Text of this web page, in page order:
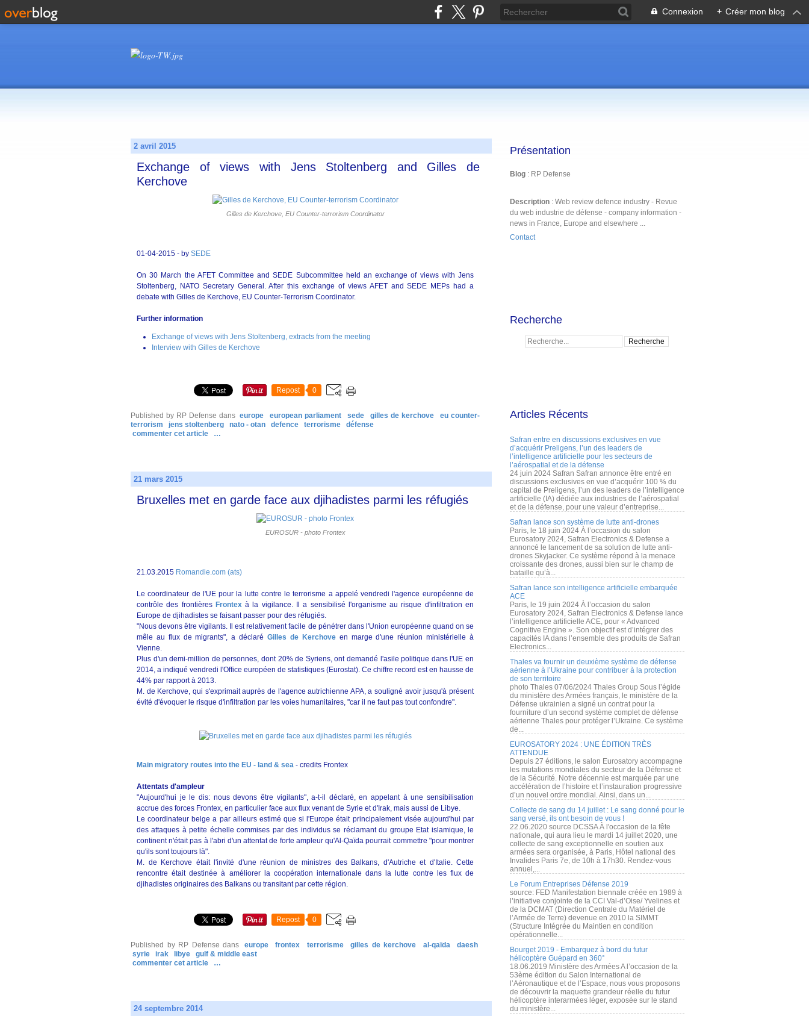
Connexion + Créer mon blog
2 avril 2015
Exchange of views with Jens Stoltenberg and Gilles de
Kerchove
Gilles de Kerchove, EU Counter-terrorism Coordinator
01-04-2015 - by SEDE
On 30 March the AFET Committee and SEDE Subcommittee held an exchange of views with Jens
Stoltenberg, NATO Secretary General. After this exchange of views AFET and SEDE MEPs had a
debate with Gilles de Kerchove, EU Counter-Terrorism Coordinator.
Further information
Exchange of views with Jens Stoltenberg, extracts from the meeting
Interview with Gilles de Kerchove
Repost 0
Published by RP Defense dans europe european parliament sede gilles de kerchove
eu counter-
terrorism
jens stoltenberg nato - otan defence terrorisme
défense
commenter cet article
…
21 mars 2015
Bruxelles met en garde face aux djihadistes parmi les réfugiés
EUROSUR - photo Frontex
21.03.2015 Romandie.com (ats)
Le coordinateur de l'UE pour la lutte contre le terrorisme a appelé vendredi l'agence européenne de
contrôle des frontières Frontexà la vigilance. Il a sensibilisé l'organisme au risque d'infiltration en
Europe de djihadistes se faisant passer pour des réfugiés.
"Nous devons être vigilants. Il est relativement facile de pénétrer dans l'Union européenne quand on se
mêle au flux de migrants", a déclaréGilles de Kerchoveen marge d'une réunion ministérielle à
Vienne.
Plus d'un demi-million de personnes, dont 20% de Syriens, ont demandé l'asile politique dans l'UE en
2014, a indiqué vendredi l'Office européen de statistiques (Eurostat). Ce chiffre record est en hausse de
44% par rapport à 2013.
M. de Kerchove, qui s'exprimait auprès de l'agence autrichienne APA, a souligné avoir jusqu'à présent
évité d'évoquer le risque d'infiltration par les voies humanitaires, "car il ne faut pas tout confondre".
Main migratory routes into the EU - land & sea - credits Frontex
Attentats d'ampleur
"Aujourd'hui je le dis: nous devons être vigilants", a-t-il déclaré, en appelant à une sensibilisation
accrue des forces Frontex, en particulier face aux flux venant de Syrie et d'Irak, mais aussi de Libye.
Le coordinateur belge a par ailleurs estimé que si l'Europe était principalement visée aujourd'hui par
des attaques à petite échelle commises par des individus se réclamant du groupe Etat islamique, le
continent n'était pas à l'abri d'un attentat de forte ampleur qu'Al-Qaïda pourrait commettre "pour montrer
qu'ils sont toujours là".
M. de Kerchove était l'invité d'une réunion de ministres des Balkans, d'Autriche et d'Italie. Cette
rencontre était destinée à améliorer la coopération internationale dans la lutte contre les flux de
djihadistes originaires des Balkans ou transitant par cette région.
Repost 0
Published by RP Defense dans europe frontex terrorisme gilles de kerchove al-qaïda
daesh
syrie
irak libye
gulf & middle east
commenter cet article
…
24 septembre 2014
Présentation
Blog : RP Defense
Description : Web review defence industry - Revue
du web industrie de défense - company information -
news in France, Europe and elsewhere ...
Contact
Recherche
Articles Récents
Safran entre en discussions exclusives en vue
d’acquérir Preligens, l’un des leaders de
l’intelligence artificielle pour les secteurs de
l’aérospatial et de la défense
24 juin 2024 Safran Safran annonce être entré en
discussions exclusives en vue d’acquérir 100 % du
capital de Preligens, l’un des leaders de l’intelligence
artificielle (IA) dédiée aux industries de l’aérospatial
et de la défense, pour une valeur d’entreprise...
Safran lance son système de lutte anti-drones
Paris, le 18 juin 2024 À l’occasion du salon
Eurosatory 2024, Safran Electronics & Defense a
annoncé le lancement de sa solution de lutte anti-
drones Skyjacker. Ce système répond à la menace
croissante des drones, aussi bien sur le champ de
bataille qu’à...
Safran lance son intelligence artificielle embarquée
ACE
Paris, le 19 juin 2024 À l’occasion du salon
Eurosatory 2024, Safran Electronics & Defense lance
l’intelligence artificielle ACE, pour « Advanced
Cognitive Engine ». Son objectif est d’intégrer des
capacités IA dans l’ensemble des produits de Safran
Electronics...
Thales va fournir un deuxième système de défense
aérienne à l’Ukraine pour contribuer à la protection
de son territoire
photo Thales 07/06/2024 Thales Group Sous l’égide
du ministère des Armées français, le ministère de la
Défense ukrainien a signé un contrat pour la
fourniture d’un second système complet de défense
aérienne Thales pour protéger l’Ukraine. Ce système
de...
EUROSATORY 2024 : UNE ÉDITION TRÈS
ATTENDUE
Depuis 27 éditions, le salon Eurosatory accompagne
les mutations mondiales du secteur de la Défense et
de la Sécurité. Notre décennie est marquée par une
accélération de l’histoire et l’instauration progressive
d’un nouvel ordre mondial. Ainsi, dans un...
Collecte de sang du 14 juillet : Le sang donné pour le
sang versé, ils ont besoin de vous !
22.06.2020 source DCSSA À l'occasion de la fête
nationale, qui aura lieu le mardi 14 juillet 2020, une
collecte de sang exceptionnelle en soutien aux
armées sera organisée, à Paris, Hôtel national des
Invalides Paris 7e, de 10h à 17h30. Rendez-vous
annuel,...
Le Forum Entreprises Défense 2019
source: FED Manifestation biennale créée en 1989 à
l’initiative conjointe de la CCI Val-d’Oise/ Yvelines et
de la DCMAT (Direction Centrale du Matériel de
l’Armée de Terre) devenue en 2010 la SIMMT
(Structure Intégrée du Maintien en condition
opérationnelle...
Bourget 2019 - Embarquez à bord du futur
hélicoptère Guépard en 360°
18.06.2019 Ministère des Armées A l’occasion de la
53ème édition du Salon International de
l’Aéronautique et de l’Espace, nous vous proposons
de découvrir la maquette grandeur réelle du futur
hélicoptère interarmées léger, exposée sur le stand
du ministère...